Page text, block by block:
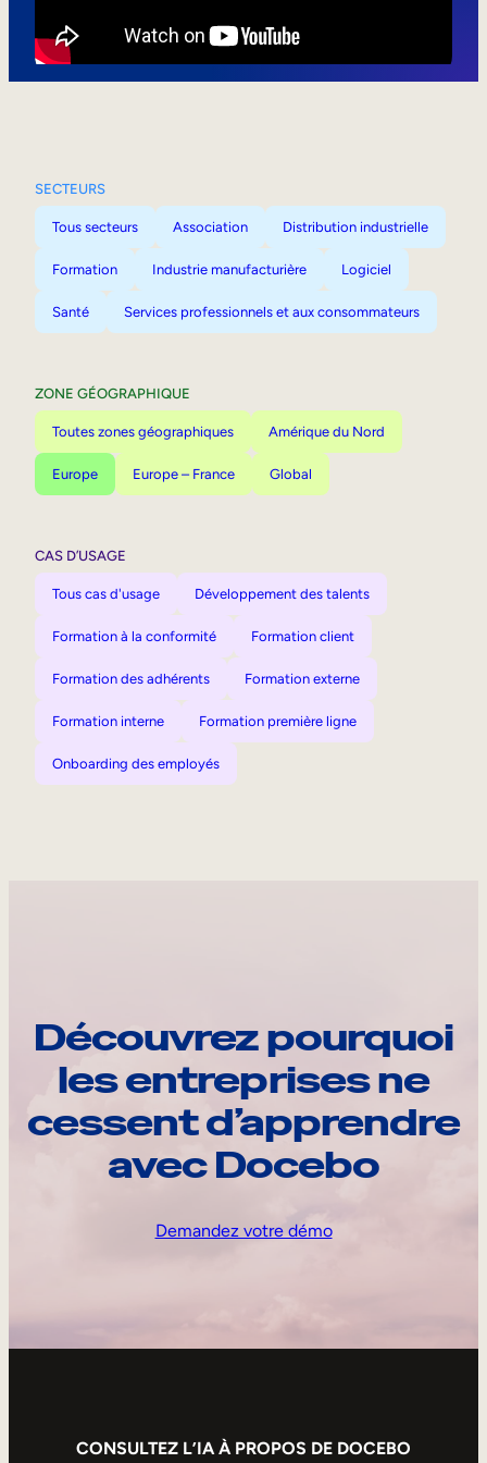
SECTEURS
Tous secteurs Association Distribution industrielle
Formation Industrie manufacturière Logiciel
Santé Services professionnels et aux consommateurs
ZONE GÉOGRAPHIQUE
Toutes zones géographiques Amérique du Nord
Europe Europe – France Global
CAS D’USAGE
Tous cas d'usage Développement des talents
Formation à la conformité Formation client
Formation des adhérents Formation externe
Formation interne Formation première ligne
Onboarding des employés
Découvrez pourquoi
les entreprises ne
cessent d’apprendre
avec Docebo
Demandez votre démo
CONSULTEZ L’IA À PROPOS DE DOCEBO